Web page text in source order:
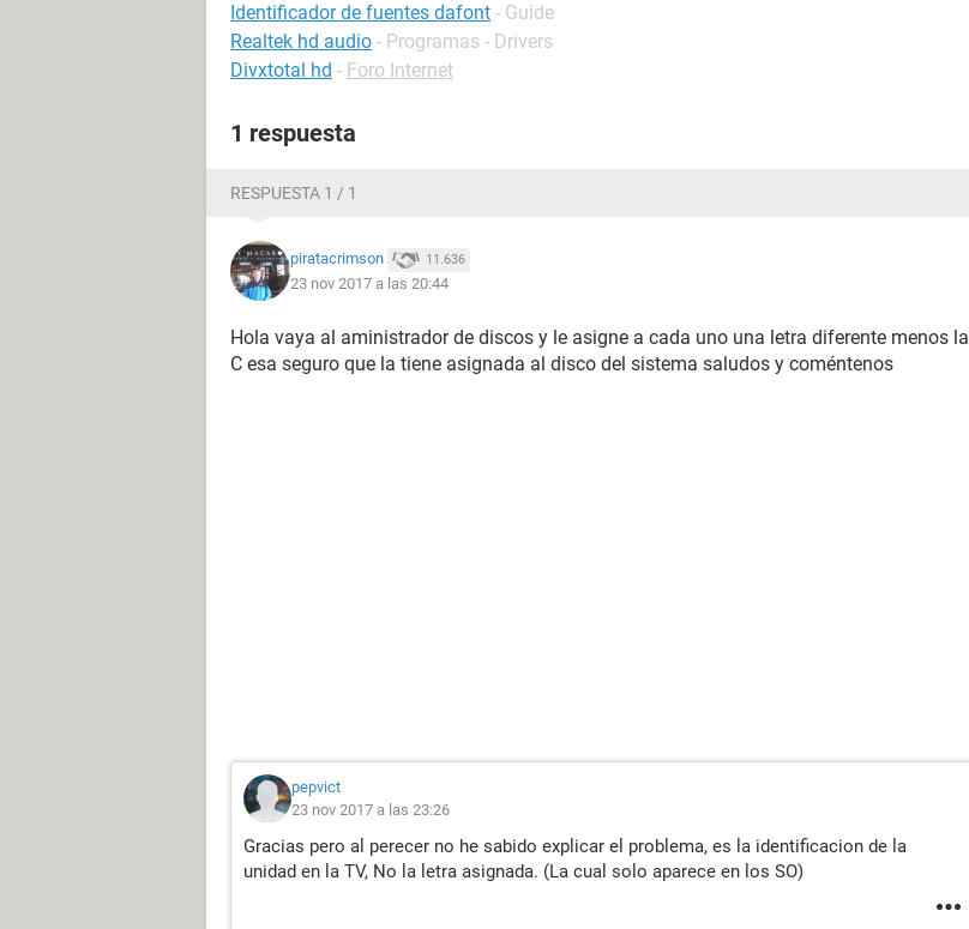
Identificador de fuentes dafont - Guide
Realtek hd audio - Programas - Drivers
Divxtotal hd - Foro Internet
1 respuesta
RESPUESTA 1 / 1
piratacrimson 11.636
23 nov 2017 a las 20:44
Hola vaya al aministrador de discos y le asigne a cada uno una letra diferente menos la
C esa seguro que la tiene asignada al disco del sistema saludos y coméntenos
pepvict
23 nov 2017 a las 23:26
Gracias pero al perecer no he sabido explicar el problema, es la identificacion de la
unidad en la TV, No la letra asignada. (La cual solo aparece en los SO)